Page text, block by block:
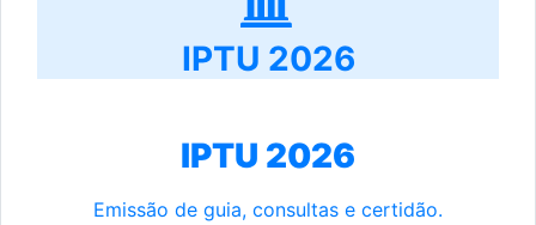
IPTU 2026
IPTU 2026
Emissão de guia, consultas e certidão.